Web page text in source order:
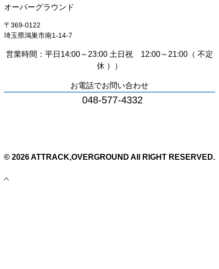
オーバーグラウンド
〒369-0122
埼玉県鴻巣市南1-14-7
営業時間：平日14:00～23:00 土日祝 12:00～21:00（ 不定
休 ））
お電話でお問い合わせ
048-577-4332
© 2026 ATTRACK,OVERGROUND All RIGHT RESERVED.